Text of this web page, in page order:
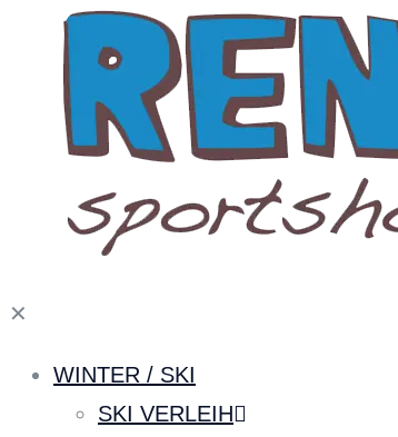
✕
WINTER / SKI
SKI VERLEIH